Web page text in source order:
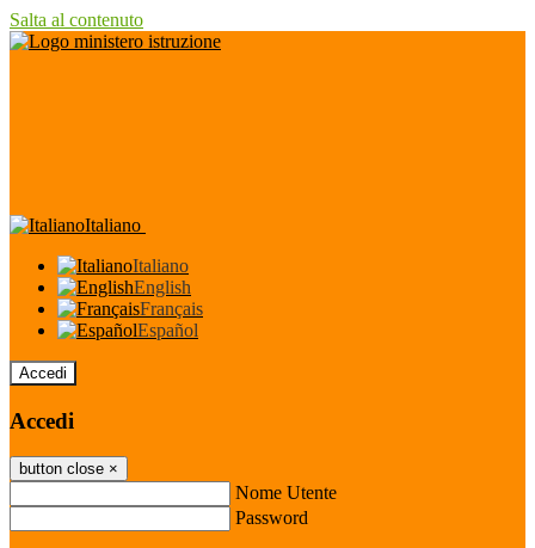
Salta al contenuto
Italiano
Italiano
English
Français
Español
Accedi
Accedi
button close ×
Nome Utente
Password